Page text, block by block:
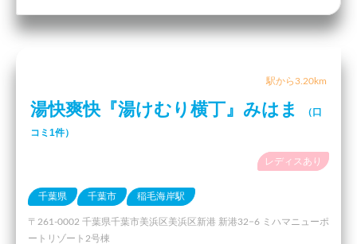
駅から3.20km
湯快爽快『湯けむり横丁』みはま
（口
コミ1件）
レディスあり
千葉県 千葉市 稲毛海岸駅
〒261-0002 千葉県千葉市美浜区美浜区新港 新港32−6 ミハマニューポ
ートリゾート2号棟